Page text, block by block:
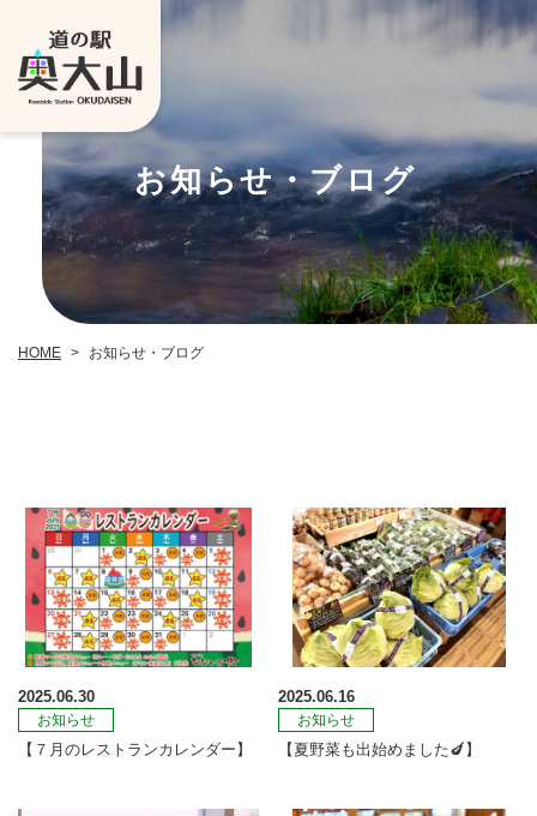
お知らせ・ブログ
HOME > お知らせ・ブログ
2025.06.30
お知らせ
【７月のレストランカレンダー】
2025.06.16
お知らせ
【夏野菜も出始めました🍆】